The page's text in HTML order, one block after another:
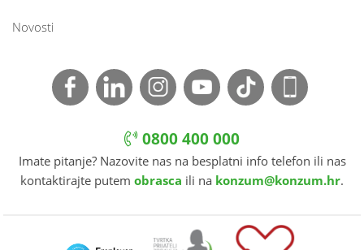
Novosti
0800 400 000
Imate pitanje? Nazovite nas na besplatni info telefon ili nas
kontaktirajte putem obrasca ili na konzum@konzum.hr.